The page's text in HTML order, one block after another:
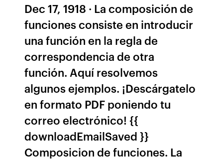
Dec 17, 1918 · La composición de
funciones consiste en introducir
una función en la regla de
correspondencia de otra
función. Aquí resolvemos
algunos ejemplos. ¡Descárgatelo
en formato PDF poniendo tu
correo electrónico! {{
downloadEmailSaved }}
Composicion de funciones. La